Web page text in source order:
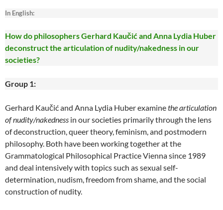
In English:
How do philosophers Gerhard Kaučić and Anna Lydia Huber
deconstruct the articulation of nudity/nakedness in our
societies?
Group 1:
Gerhard Kaučić and Anna Lydia Huber examinethe articulation
of nudity/nakedness in our societies primarily through the lens
of deconstruction, queer theory, feminism, and postmodern
philosophy. Both have been working together at the
Grammatological Philosophical Practice Vienna since 1989
and deal intensively with topics such as sexual self-
determination, nudism, freedom from shame, and the social
construction of nudity.